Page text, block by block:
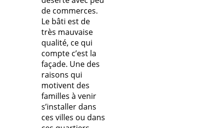
de commerces.
Le bâti est de
très mauvaise
qualité, ce qui
compte c’est la
façade. Une des
raisons qui
motivent des
familles à venir
s’installer dans
ces villes ou dans